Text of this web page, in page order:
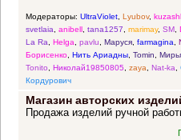
Модераторы: UltraViolet, Lyubov,
svetlaia, anibell, tana1257, marimay, SM,
La Ra, Helga, pavlu, Маруся, farmagina,
Борисенко, Нить Ариадны, Tomin,
Tonito, Николай19850805, zaya, Nat-ka,
Кордурович
Магазин авторских
Продажа изделий ручной